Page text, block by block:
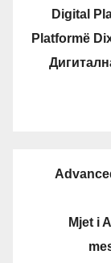
Digital
Platformë
Mjet i